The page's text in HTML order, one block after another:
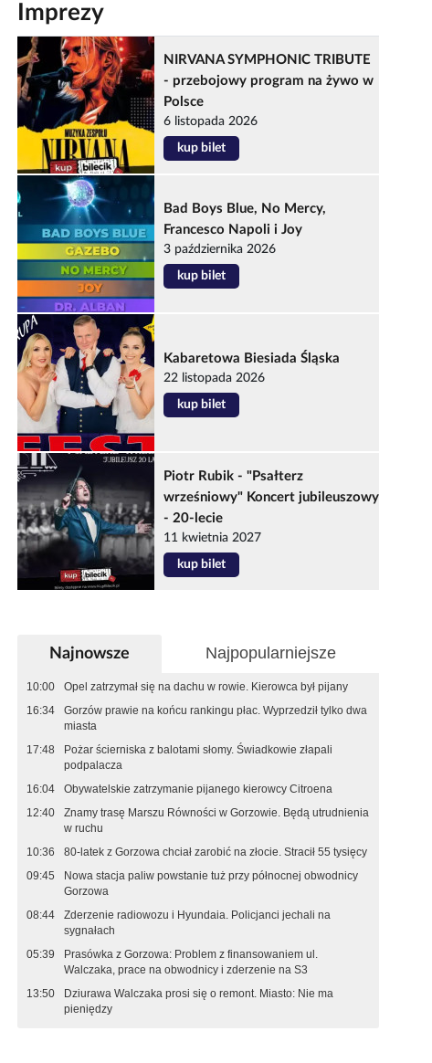
Imprezy
NIRVANA SYMPHONIC TRIBUTE
- przebojowy program na żywo w
Polsce
6 listopada 2026
kup bilet
Bad Boys Blue, No Mercy,
Francesco Napoli i Joy
3 października 2026
kup bilet
Kabaretowa Biesiada Śląska
22 listopada 2026
kup bilet
Piotr Rubik - "Psałterz
wrześniowy" Koncert jubileuszowy
- 20-lecie
11 kwietnia 2027
kup bilet
Najnowsze Najpopularniejsze
10:00
Opel zatrzymał się na dachu w rowie. Kierowca był pijany
16:34
Gorzów prawie na końcu rankingu płac. Wyprzedził tylko dwa
miasta
17:48
Pożar ścierniska z balotami słomy. Świadkowie złapali
podpalacza
16:04
Obywatelskie zatrzymanie pijanego kierowcy Citroena
12:40
Znamy trasę Marszu Równości w Gorzowie. Będą utrudnienia
w ruchu
10:36
80-latek z Gorzowa chciał zarobić na złocie. Stracił 55 tysięcy
09:45
Nowa stacja paliw powstanie tuż przy północnej obwodnicy
Gorzowa
08:44
Zderzenie radiowozu i Hyundaia. Policjanci jechali na
sygnałach
05:39
Prasówka z Gorzowa: Problem z finansowaniem ul.
Walczaka, prace na obwodnicy i zderzenie na S3
13:50
Dziurawa Walczaka prosi się o remont. Miasto: Nie ma
pieniędzy